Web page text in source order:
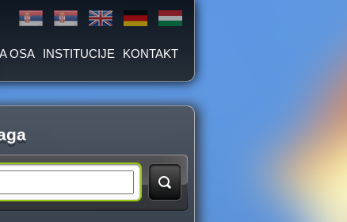
OSA INSTITUCIJE KONTAKT